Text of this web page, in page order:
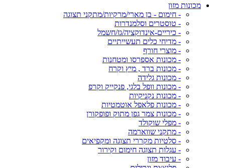
מכונות מזון
- חימום - בן מארי/מרקיות/מתקני תצוגה
- טוסטרים וסלמנדרות
- כיריים-אינדוקציה/גז/חשמל
- מדיחי כלים תעשייתיים
- מוצרי חורף
- מכונות אספרסו ומטחנות
- מכונות ברד , מיץ וקרח
- מכונות גלידה
- מכונות וופל בלגי, פנקייק וקרפ
- מכונות נקניקיות
- מכונות פלאפל אוטמטיות
- מכונות צמר גפן מתוק ופופקורן
- מפלי שוקולד
- מתקני שווארמה
- סלטיות מקררי תצוגה ומקפיאים
- עגלות תצוגה חימום וקירור
- עיבוד מזון